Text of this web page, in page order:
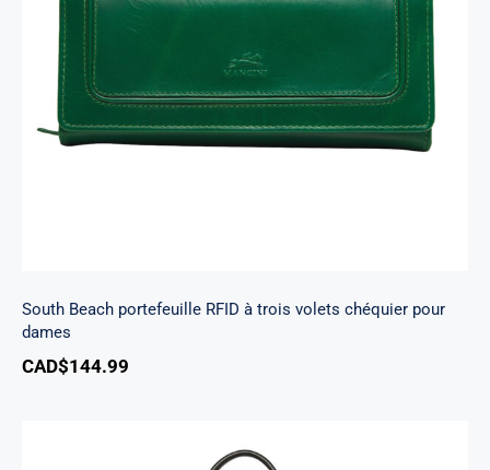
South Beach portefeuille RFID à trois volets
chéquier pour dames
South Beach portefeuille RFID à trois volets chéquier pour
dames
CAD$144.99